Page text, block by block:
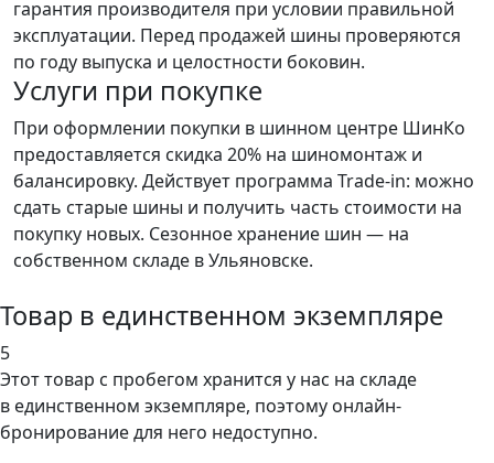
гарантия производителя при условии правильной
эксплуатации. Перед продажей шины проверяются
по году выпуска и целостности боковин.
Услуги при покупке
При оформлении покупки в шинном центре ШинКо
предоставляется скидка 20% на шиномонтаж и
балансировку. Действует программа Trade-in: можно
сдать старые шины и получить часть стоимости на
покупку новых. Сезонное хранение шин — на
собственном складе в Ульяновске.
Товар в единственном экземпляре
5
Этот товар с пробегом хранится у нас на складе
в единственном экземпляре, поэтому онлайн-
бронирование для него недоступно.